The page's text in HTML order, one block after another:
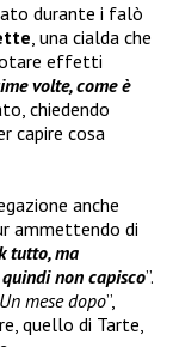
durante i falò
, una cialda che
effetti
volte, come è
chiedendo
capire cosa
anche
ammettendo di
tutto, ma
non capisco”.
mese dopo”,
quello di Tarte,